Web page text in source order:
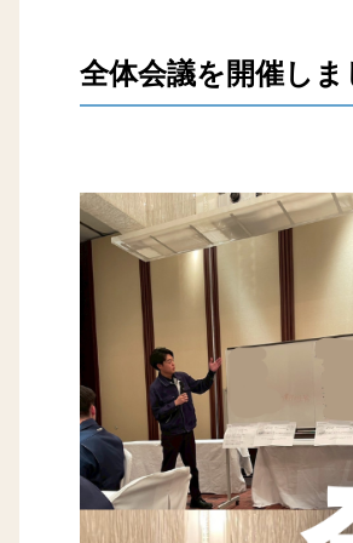
全体会議を開催しま